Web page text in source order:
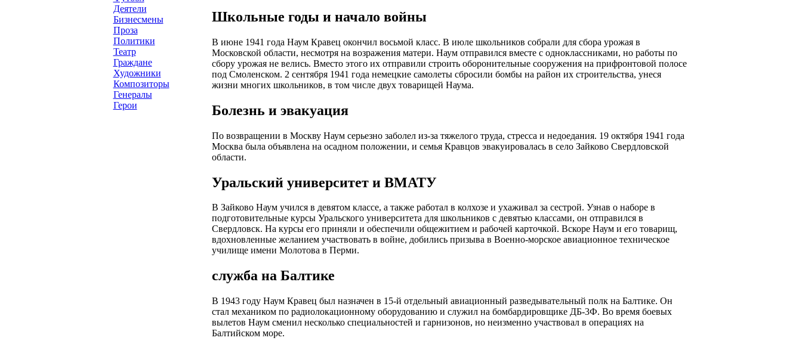
Деятели
Бизнесмены
Проза
Политики
Театр
Граждане
Художники
Композиторы
Генералы
Герои
Школьные годы и начало войны
В июне 1941 года Наум Кравец окончил восьмой класс. В июле школьников собрали для сбора урожая в
Московской области, несмотря на возражения матери. Наум отправился вместе с одноклассниками, но работы по
сбору урожая не велись. Вместо этого их отправили строить оборонительные сооружения на прифронтовой полосе
под Смоленском. 2 сентября 1941 года немецкие самолеты сбросили бомбы на район их строительства, унеся
жизни многих школьников, в том числе двух товарищей Наума.
Болезнь и эвакуация
По возвращении в Москву Наум серьезно заболел из-за тяжелого труда, стресса и недоедания. 19 октября 1941 года
Москва была объявлена на осадном положении, и семья Кравцов эвакуировалась в село Зайково Свердловской
области.
Уральский университет и ВМАТУ
В Зайково Наум учился в девятом классе, а также работал в колхозе и ухаживал за сестрой. Узнав о наборе в
подготовительные курсы Уральского университета для школьников с девятью классами, он отправился в
Свердловск. На курсы его приняли и обеспечили общежитием и рабочей карточкой. Вскоре Наум и его товарищ,
вдохновленные желанием участвовать в войне, добились призыва в Военно-морское авиационное техническое
училище имени Молотова в Перми.
служба на Балтике
В 1943 году Наум Кравец был назначен в 15-й отдельный авиационный разведывательный полк на Балтике. Он
стал механиком по радиолокационному оборудованию и служил на бомбардировщике ДБ-3Ф. Во время боевых
вылетов Наум сменил несколько специальностей и гарнизонов, но неизменно участвовал в операциях на
Балтийском море.